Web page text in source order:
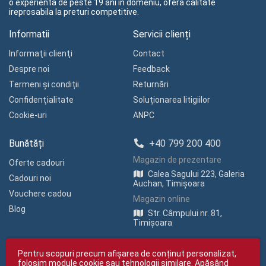
o experienta de peste 19 ani in domeniu, ofera calitate
ireprosabila la preturi competitive.
Informatii
Informaţii clienţi
Despre noi
Termeni și condiții
Confidenţialitate
Cookie-uri
Servicii clienți
Contact
Feedback
Returnări
Soluționarea litigiilor
ANPC
Bunătăți
Oferte cadouri
Cadouri noi
Vouchere cadou
Blog
+40 799 200 400
Magazin de prezentare
Calea Sagului 223, Galeria
Auchan, Timișoara
Magazin online
Str. Câmpului nr. 81,
Timișoara
Pentru scopuri precum afișarea de conținut personalizat,
folosim module cookie sau tehnologii similare. Apăsând